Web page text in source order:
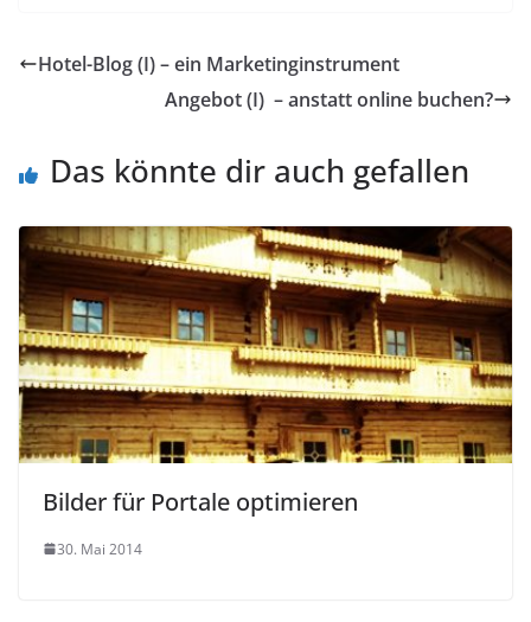
Hotel-Blog (I) – ein Marketinginstrument
Angebot (I) – anstatt online buchen?
Das könnte dir auch gefallen
Bilder für Portale optimieren
30. Mai 2014